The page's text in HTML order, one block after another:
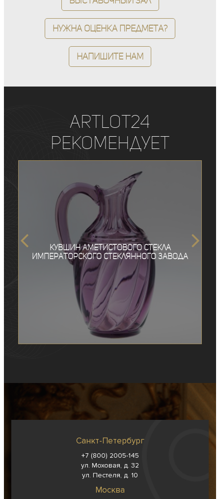
Нужна оценка предмета?
Напишите нам
ArtLot24
рекомендует
Кувшин аметистового стекла
Императорского стеклянного завода
Санкт-Петербург
+7 (800) 2005-145
ул. Моховая, д. 32
ул. Пестеля, д. 10
Москва